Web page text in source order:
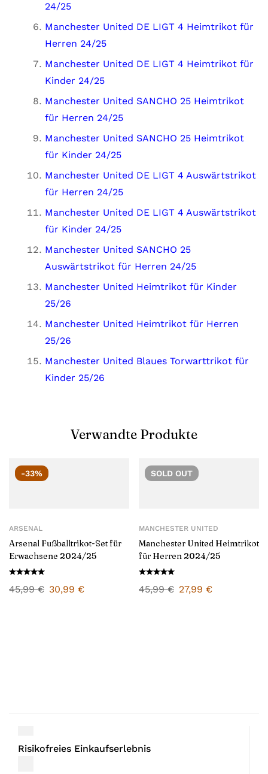
24/25
Manchester United DE LIGT 4 Heimtrikot für
Herren 24/25
Manchester United DE LIGT 4 Heimtrikot für
Kinder 24/25
Manchester United SANCHO 25 Heimtrikot
für Herren 24/25
Manchester United SANCHO 25 Heimtrikot
für Kinder 24/25
Manchester United DE LIGT 4 Auswärtstrikot
für Herren 24/25
Manchester United DE LIGT 4 Auswärtstrikot
für Kinder 24/25
Manchester United SANCHO 25
Auswärtstrikot für Herren 24/25
Manchester United Heimtrikot für Kinder
25/26
Manchester United Heimtrikot für Herren
25/26
Manchester United Blaues Torwarttrikot für
Kinder 25/26
Verwandte Produkte
-33%
ARSENAL
Arsenal Fußballtrikot-Set für
Erwachsene 2024/25
45,99€ 30,99 €
SOLD OUT
MANCHESTER UNITED
Manchester United Heimtrikot
für Herren 2024/25
45,99€ 27,99 €
Risikofreies Einkaufserlebnis